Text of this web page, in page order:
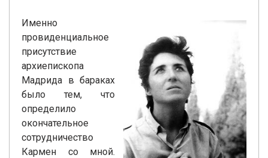
Именно
провиденциальное
присутствие
архиепископа
Мадрида в бараках
было тем, что
определило
окончательное
сотрудничество
Кармен со мной.